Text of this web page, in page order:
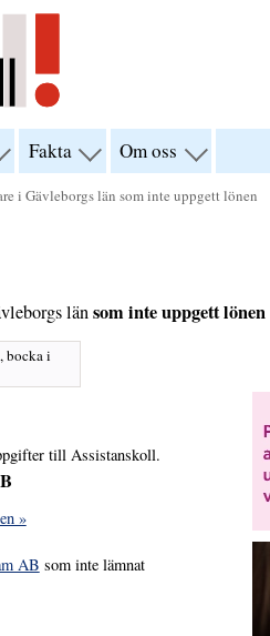
Fakta visa
menyn
för
Om oss
visa
menyn
för
i Gävleborgs län som inte uppgett lönen
länsom inte uppgett lönen
bocka i
till Assistanskoll.
»
AB som inte lämnat